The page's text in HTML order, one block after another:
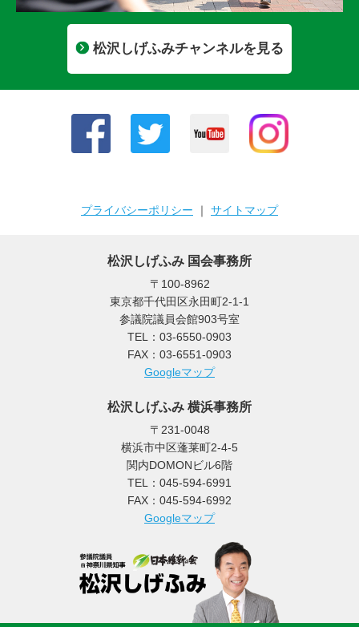
松沢しげふみチャンネルを見る
プライバシーポリシー ｜ サイトマップ
松沢しげふみ 国会事務所
〒100-8962
東京都千代田区永田町2-1-1
参議院議員会館903号室
TEL：03-6550-0903
FAX：03-6551-0903
Googleマップ
松沢しげふみ 横浜事務所
〒231-0048
横浜市中区蓬莱町2-4-5
関内DOMONビル6階
TEL：045-594-6991
FAX：045-594-6992
Googleマップ